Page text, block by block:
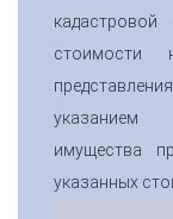
стоимости
имущества
указанных